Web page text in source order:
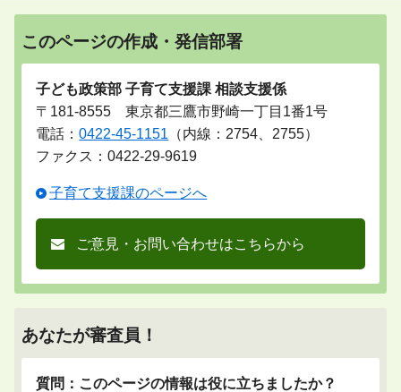
このページの作成・発信部署
子ども政策部 子育て支援課 相談支援係
〒181-8555 東京都三鷹市野崎一丁目1番1号
電話：0422-45-1151 （内線：2754、2755）
ファクス：0422-29-9619
子育て支援課のページへ
ご意見・お問い合わせはこちらから
あなたが審査員！
質問：このページの情報は役に立ちましたか？